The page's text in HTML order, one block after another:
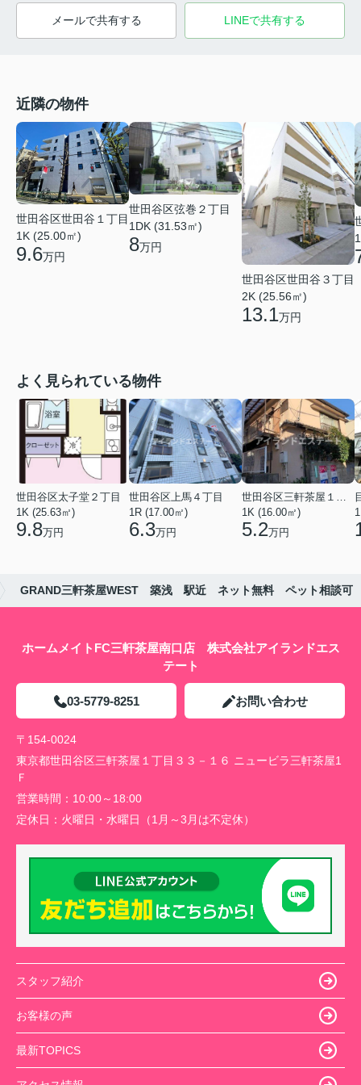
メールで共有する LINEで共有する
近隣の物件
世田谷区世田谷１丁目
1K (25.00㎡)
9.6万円
世田谷区弦巻２丁目
1DK (31.53㎡)
8万円
世田谷区世田谷３丁目
2K (25.56㎡)
13.1万円
よく見られている物件
世田谷区太子堂２丁目
1K (25.63㎡)
9.8万円
世田谷区上馬４丁目
1R (17.00㎡)
6.3万円
世田谷区三軒茶屋１丁目
1K (16.00㎡)
5.2万円
GRAND三軒茶屋WEST 築浅 駅近 ネット無料 ペット相談可
ホームメイトFC三軒茶屋南口店 株式会社アイランドエス
テート
03-5779-8251 お問い合わせ
〒154-0024
東京都世田谷区三軒茶屋１丁目３３－１６ ニュービラ三軒茶屋1
Ｆ
営業時間： 10:00～18:00
定休日： 火曜日・水曜日（1月～3月は不定休）
スタッフ紹介
お客様の声
最新TOPICS